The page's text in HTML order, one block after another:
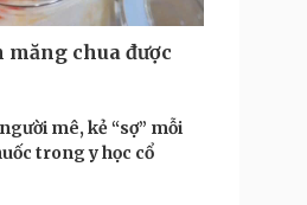
măng chua được
mê, kẻ “sợ” mỗi
trong y học cổ